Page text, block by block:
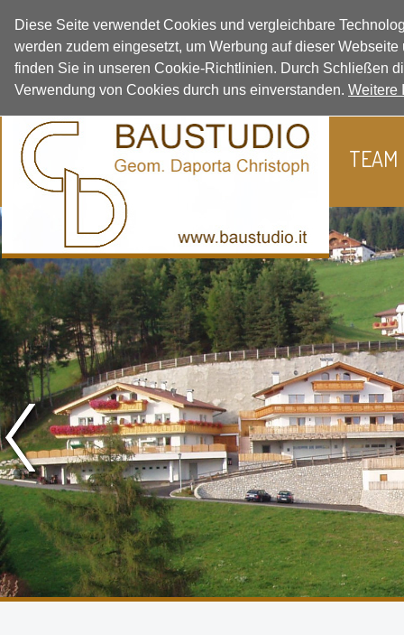
Diese Seite verwendet Cookies und vergleichbare
werden zudem eingesetzt, um Werbung auf dieser
finden Sie in unseren Cookie-Richtlinien. Durch Schließen
Verwendung von Cookies durch uns einverstanden. Weitere
TEAM